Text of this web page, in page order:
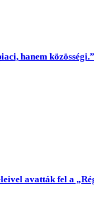
hanem közösségi.”
avatták fel a